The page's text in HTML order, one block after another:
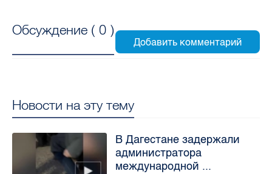
Обсуждение ( 0 )
Новости на эту тему
В Дагестане задержали
администратора
международной ...